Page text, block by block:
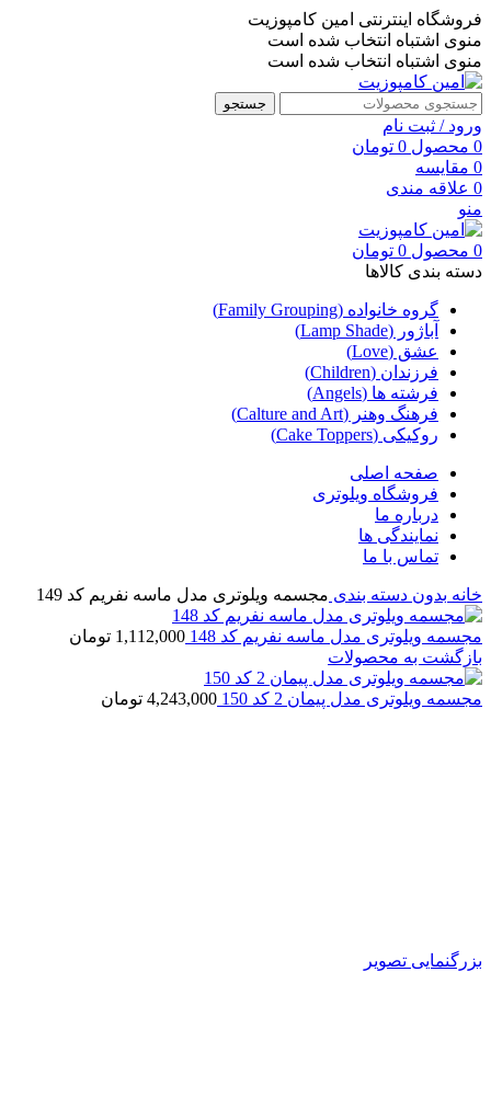
فروشگاه اینترنتی امین کامپوزیت
منوی اشتباه انتخاب شده است
منوی اشتباه انتخاب شده است
جستجو
ورود / ثبت نام
0 محصول 0 تومان
0 مقایسه
0 علاقه مندی
منو
0 محصول 0 تومان
دسته بندی کالاها
گروه خانواده (Family Grouping)
آباژور (Lamp Shade)
عشق (Love)
فرزندان (Children)
فرشته ها (Angels)
فرهنگ وهنر (Calture and Art)
روکیکی (Cake Toppers)
صفحه اصلی
فروشگاه ویلوتری
درباره ما
نمایندگی ها
تماس با ما
خانه بدون دسته بندی مجسمه ویلوتری مدل ماسه نفریم کد 149
مجسمه ویلوتری مدل ماسه نفریم کد 148 1,112,000 تومان
بازگشت به محصولات
مجسمه ویلوتری مدل پیمان 2 کد 150 4,243,000 تومان
بزرگنمایی تصویر